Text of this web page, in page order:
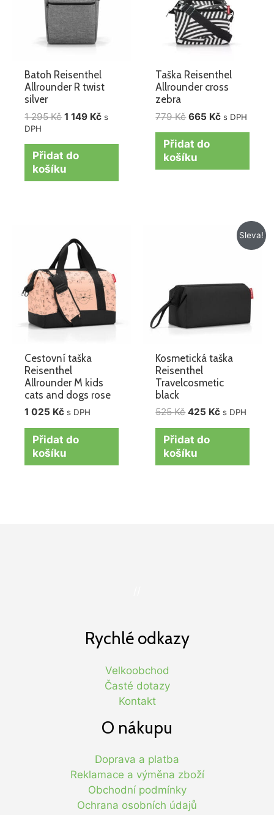
Batoh Reisenthel
Allrounder R twist
silver
1 295Kč 1 149 Kč s
DPH
Přidat do
košíku
Taška Reisenthel
Allrounder cross
zebra
779Kč 665 Kč s DPH
Přidat do
košíku
Cestovní taška
Reisenthel
Allrounder M kids
cats and dogs rose
1 025 Kč s DPH
Přidat do
košíku
Sleva!
Kosmetická taška
Reisenthel
Travelcosmetic
black
525Kč 425 Kč
Aktuální
cena
s DPH
Přidat do
košíku
Rychlé odkazy
Velkoobchod
Časté dotazy
Kontakt
O nákupu
Doprava a platba
Reklamace a výměna zboží
Obchodní podmínky
Ochrana osobních údajů